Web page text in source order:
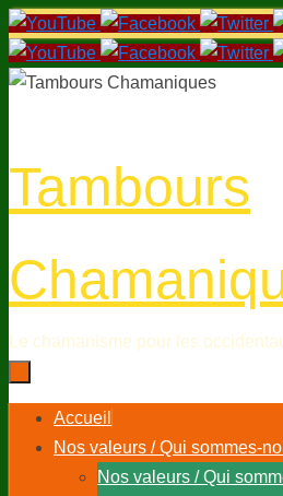
Passer
au
contenu
Tambours
Le chamanisme pour les
PasserAccueil
Nos valeurs / Qui sommes-
Nos valeurs / Qui